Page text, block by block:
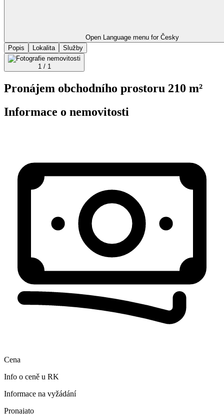
Open Language menu for Česky
Popis
Lokalita Služby
1 / 1
Pronájem obchodního prostoru 210 m²
Informace o nemovitosti
Cena
Info o ceně u RK
Informace na vyžádání
Pronajato